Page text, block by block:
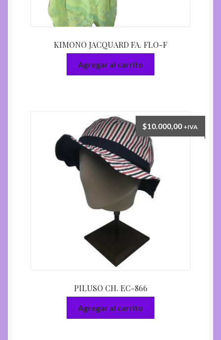
KIMONO JACQUARD FA. FLO-F
Agregar al carrito
PILUSO CH. EC-866
$10.000,00 +IVA
Agregar al carrito